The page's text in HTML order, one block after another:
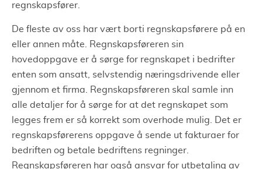
regnskapsfører.
De fleste av oss har vært borti regnskapsførere på en
eller annen måte. Regnskapsføreren sin
hovedoppgave er å sørge for regnskapet i bedrifter
enten som ansatt, selvstendig næringsdrivende eller
gjennom et firma. Regnskapsføreren skal samle inn
alle detaljer for å sørge for at det regnskapet som
legges frem er så korrekt som overhode mulig. Det er
regnskapsførerens oppgave å sende ut fakturaer for
bedriften og betale bedriftens regninger.
Regnskapsføreren har også ansvar for utbetaling av